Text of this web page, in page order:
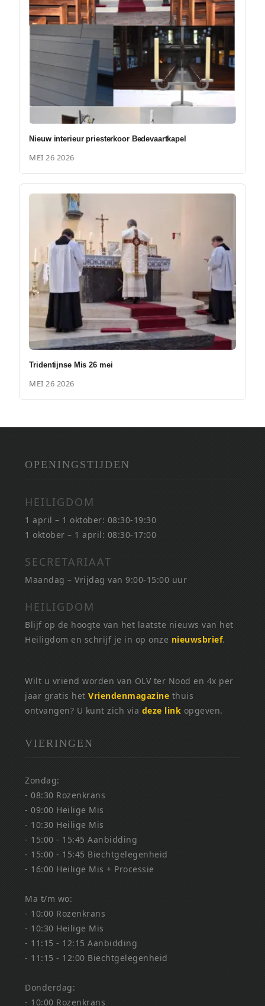
Nieuw interieur priesterkoor Bedevaartkapel
MEI 26 2026
Tridentijnse Mis 26 mei
MEI 26 2026
OPENINGSTIJDEN
HEILIGDOM
1 april – 1 oktober: 08:30-19:30
1 oktober – 1 april: 08:30-17:00
SECRETARIAAT
Maandag – Vrijdag van 9:00-15:00 uur
HEILIGDOM
Blijf op de hoogte van het laatste nieuws van het
Heiligdom en schrijf je in op onze nieuwsbrief.
Wilt u vriend worden van OLV ter Nood en 4x per
jaar gratis hetVriendenmagazine thuis
ontvangen? U kunt zich via deze link opgeven.
VIERINGEN
Zondag:
- 08:30 Rozenkrans
- 09:00 Heilige Mis
- 10:30 Heilige Mis
- 15:00 - 15:45 Aanbidding
- 15:00 - 15:45 Biechtgelegenheid
- 16:00 Heilige Mis + Processie
Ma t/m wo:
- 10:00 Rozenkrans
- 10:30 Heilige Mis
- 11:15 - 12:15 Aanbidding
- 11:15 - 12:00 Biechtgelegenheid
Donderdag:
- 10:00 Rozenkrans